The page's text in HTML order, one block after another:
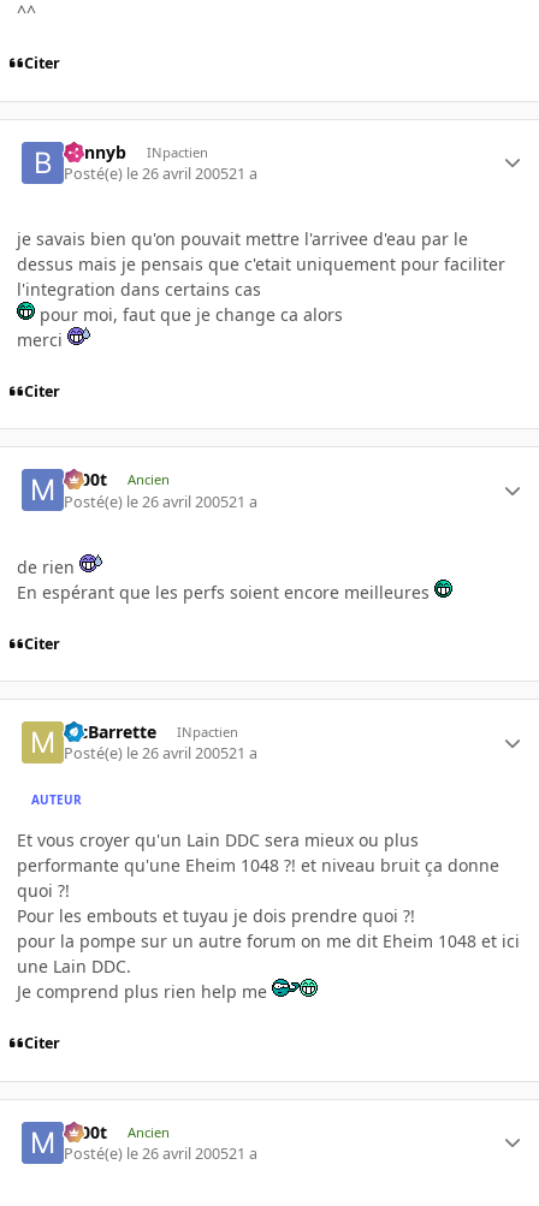
^^
Citer
bennyb INpactien
Posté(e) le 26 avril 200521 a
je savais bien qu'on pouvait mettre l'arrivee d'eau par le
dessus mais je pensais que c'etait uniquement pour faciliter
l'integration dans certains cas
pour moi, faut que je change ca alors
merci
Citer
m00t Ancien
Posté(e) le 26 avril 200521 a
de rien
En espérant que les perfs soient encore meilleures
Citer
McBarrette INpactien
Posté(e) le 26 avril 200521 a
AUTEUR
Et vous croyer qu'un Lain DDC sera mieux ou plus
performante qu'une Eheim 1048 ?! et niveau bruit ça donne
quoi ?!
Pour les embouts et tuyau je dois prendre quoi ?!
pour la pompe sur un autre forum on me dit Eheim 1048 et ici
une Lain DDC.
Je comprend plus rien help me
Citer
m00t Ancien
Posté(e) le 26 avril 200521 a